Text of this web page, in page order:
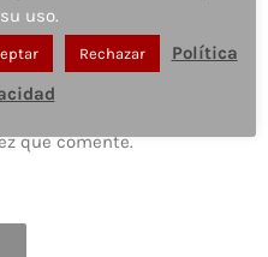
que comente.
uso.
Rechazar
Política